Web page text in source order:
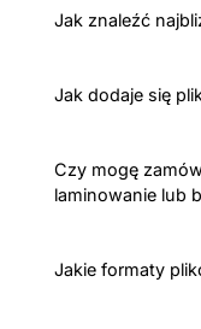
Jak znaleźć
Jak dodaje się
Czy mogę
laminowanie lub
Jakie formaty